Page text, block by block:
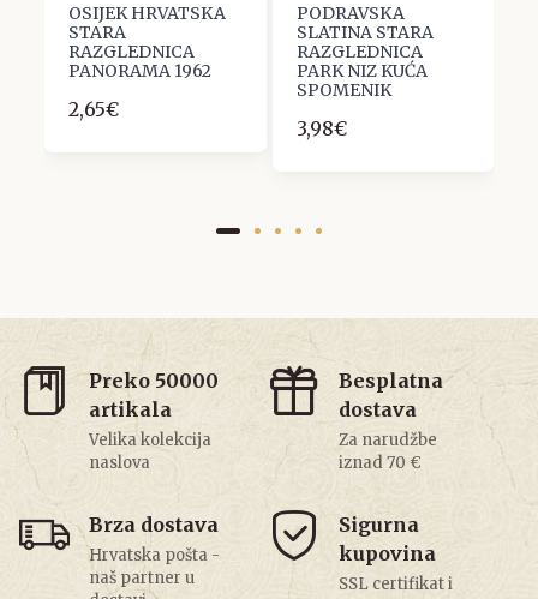
OSIJEK HRVATSKA
STARA
RAZGLEDNICA
PANORAMA 1962
2,65€
PODRAVSKA
SLATINA STARA
RAZGLEDNICA
PARK NIZ KUĆA
SPOMENIK
3,98€
Preko 50000
artikala
Velika kolekcija
naslova
Besplatna
dostava
Za narudžbe
iznad 70 €
Brza dostava
Hrvatska pošta -
naš partner u
Sigurna
kupovina
SSL certifikat i